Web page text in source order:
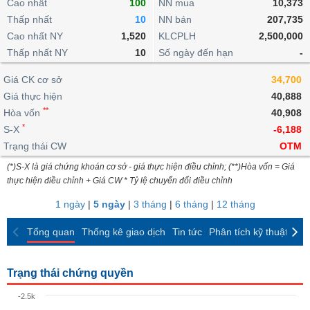
Giao
dịch
nội
bộ
Niên
giám
Tài
liệu
cổ
đông
Định
giá
Nước
ngoài
Tự
doanh
Top
cổ
phiếu
Bản
Thống
giao
dịch
dịch
Chứng
quyền
Tổng
quan
Thống
kê
dịch
Định
Thống
kê
giao
dịch
Tin
tức
tích
kỹ
thuật
Bảng
giá
Bộ
lọc
cổ
phiếu
cổ
Báo
mô
lai
Chứng
quyền
Trái
phiếu
doanh
nghiệp
Đào
Dịch
vụ
Cao nhất
100
Thấp nhất
10
Cao nhất NY
1,520
Thấp nhất NY
10
NN mua
10,373
NN bán
207,735
KLCPLH
2,500,000
Số ngày đến hạn
-
Giá CK cơ sở
34,700
Giá thực hiện
40,888
Hòa vốn **
40,908
S-X *
-6,188
Trạng thái CW
OTM
(*)S-X là giá chứng khoán cơ sở - giá thực hiện điều chỉnh; (**)Hòa vốn = Giá
thực hiện điều chỉnh + Giá CW * Tỷ lệ chuyển đổi điều chỉnh
1 ngày| 5 ngày| 3 tháng | 6 tháng | 12 tháng
Tổng quan Thống kê giao dịch Tin tức Phân tích kỹ thuật
Trạng thái chứng quyền
-2.5k
BẤT
ĐỘNG
SẢN
TÀI
CHÍNH
HÀNG
HÓA
KINH
TẾ
THẾ